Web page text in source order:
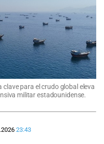
para el crudo global eleva
militar estadounidense.
23:43